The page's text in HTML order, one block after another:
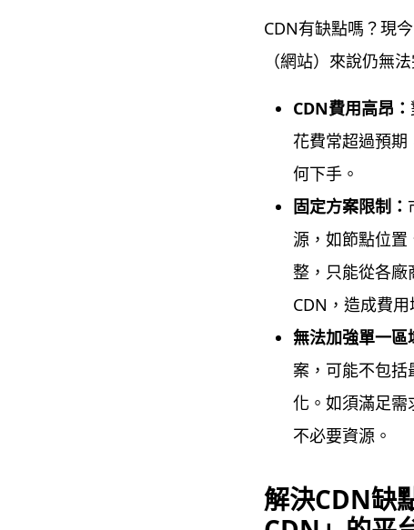
CDN有缺點嗎？現
（網站）來說仍無
CDN費用高昂：
花費常超過預
何下手。
固定方案限制 ：
源，如節點位
整，只能從各
CDN，造成費
無法加強單一區
案，可能不包
化。如須滿足需
不必要資源。
解決CDN缺